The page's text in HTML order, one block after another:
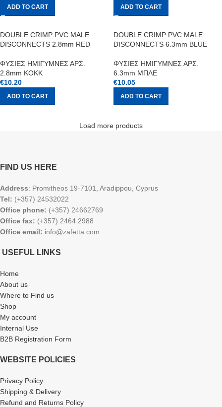
ADD TO CART ADD TO CART
DOUBLE CRIMP PVC MALE
DISCONNECTS 2.8mm RED
ΦΥΣΙΕΣ ΗΜΙΓΥΜΝΕΣ ΑΡΣ.
2.8mm ΚΟΚΚ
€10.20
ADD TO CART
DOUBLE CRIMP PVC MALE
DISCONNECTS 6.3mm BLUE
ΦΥΣΙΕΣ ΗΜΙΓΥΜΝΕΣ ΑΡΣ.
6.3mm ΜΠΛΕ
€10.05
ADD TO CART
Load more products
FIND US HERE
Address: Promitheos 19-7101, Aradippou, Cyprus
Tel: (+357) 24532022
Office phone: (+357) 24662769
Office fax: (+357) 2464 2988
Office email: info@zafetta.com
USEFUL LINKS
Home
About us
Where to Find us
Shop
My account
Internal Use
B2B Registration Form
WEBSITE POLICIES
Privacy Policy
Shipping & Delivery
Refund and Returns Policy